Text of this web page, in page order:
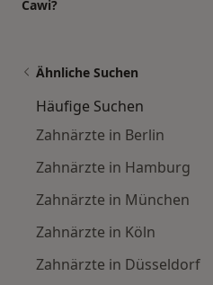
Cawi?
Ähnliche Suchen
Häufige Suchen
Zahnärzte in Berlin
Zahnärzte in Hamburg
Zahnärzte in München
Zahnärzte in Köln
Zahnärzte in Düsseldorf